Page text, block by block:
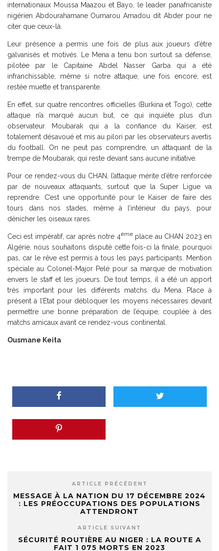
internationaux Moussa Maazou et Bayo, le leader panafricaniste
nigérien Abdourahamane Oumarou Amadou dit Abder pour ne
citer que ceux-là.
Leur présence a permis une fois de plus aux joueurs d’être
galvanisés et motivés. Le Mena a tenu bon surtout sa défense,
pilotée par le Capitaine Abdel Nasser Garba qui a été
infranchissable, même si notre attaque, une fois encore, est
restée muette et transparente.
En effet, sur quatre rencontres officielles (Burkina et Togo), cette
attaque n’a marqué aucun but, ce qui inquiète plus d’un
observateur. Moubarak qui a la confiance du Kaiser, est
totalement désavoué et mis au pilori par les observateurs avertis
du football. On ne peut pas comprendre, un attaquant de la
trempe de Moubarak, qui reste devant sans aucune initiative.
Pour ce rendez-vous du CHAN, l’attaque mérite d’être renforcée
par de nouveaux attaquants, surtout que la Super Ligue va
reprendre. C’est une opportunité pour le Kaiser de faire des
tours dans nos stades, même à l’intérieur du pays, pour
dénicher les oiseaux rares.
Ceci est impératif, car après notre 4èmeplace au CHAN 2023 en
Algérie, nous souhaitons disputé cette fois-ci la finale, pourquoi
pas, car le rêve est permis à tous les pays participants. Mention
spéciale au Colonel-Major Pelé pour sa marque de motivation
envers le staff et les joueurs. De tout temps, il a été un apport
très important pour les différents matchs du Mena. Place à
présent à l’Etat pour débloquer les moyens nécessaires devant
permettre une bonne préparation de l’équipe, couplée à des
matchs amicaux avant ce rendez-vous continental.
Ousmane Keita
ARTICLE PRÉCÉDENT
MESSAGE À LA NATION DU 17 DÉCEMBRE 2024
: LES PRÉOCCUPATIONS DES POPULATIONS
ATTENDRONT
ARTICLE SUIVANT
SÉCURITÉ ROUTIÈRE AU NIGER : LA ROUTE A
FAIT 1 075 MORTS EN 2023